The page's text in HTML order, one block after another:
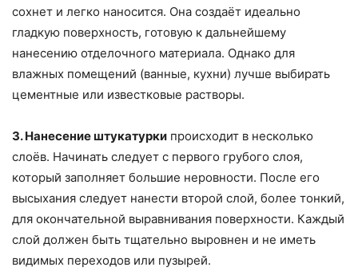
сохнет и легко наносится. Она создаёт идеально
гладкую поверхность, готовую к дальнейшему
нанесению отделочного материала. Однако для
влажных помещений (ванные, кухни) лучше выбирать
цементные или известковые растворы.
3. Нанесение штукатурки происходит в несколько
слоёв. Начинать следует с первого грубого слоя,
который заполняет большие неровности. После его
высыхания следует нанести второй слой, более тонкий,
для окончательной выравнивания поверхности. Каждый
слой должен быть тщательно выровнен и не иметь
видимых переходов или пузырей.